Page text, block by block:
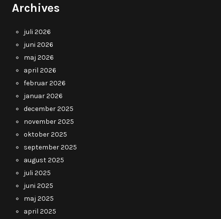
Archives
juli 2026
juni 2026
maj 2026
april 2026
februar 2026
januar 2026
december 2025
november 2025
oktober 2025
september 2025
august 2025
juli 2025
juni 2025
maj 2025
april 2025